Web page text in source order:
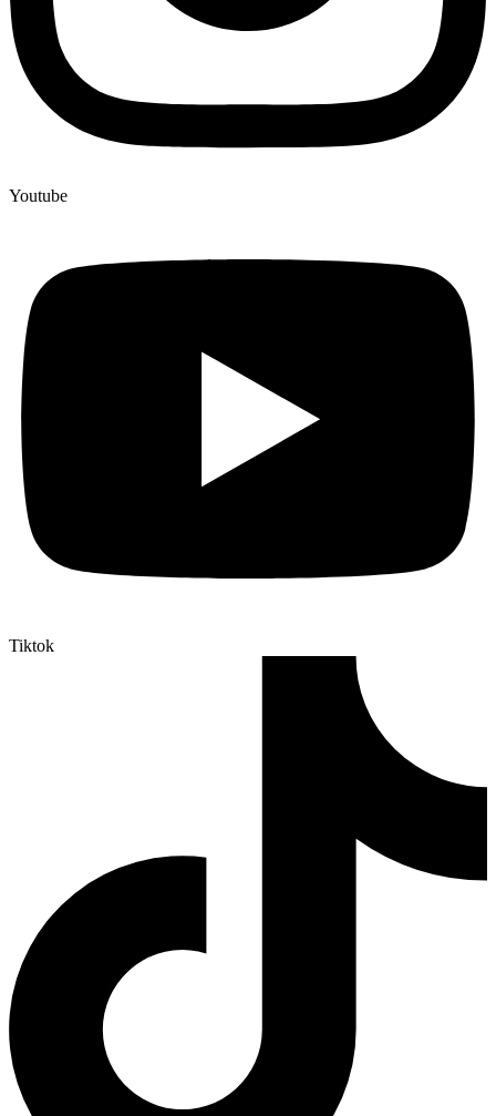
Youtube
Tiktok